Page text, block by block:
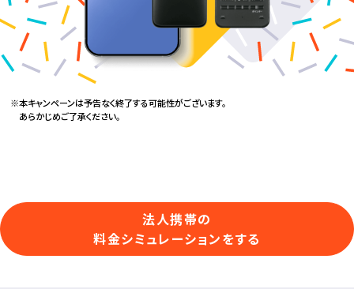
本キャンペーンは予告なく終了する可能性がございます。
あらかじめご了承ください。
法人携帯の
料金シミュレーションをする